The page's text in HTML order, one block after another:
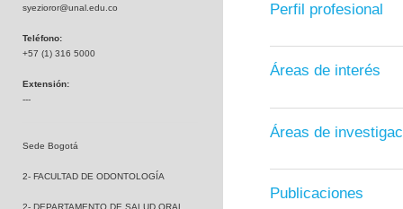
syezioror@unal.edu.co
Teléfono:
+57 (1) 316 5000
Extensión:
---
Sede Bogotá
2- FACULTAD DE ODONTOLOGÍA
2- DEPARTAMENTO DE SALUD ORAL
Perfil profesional
Áreas de interés
Áreas de
Publicaciones